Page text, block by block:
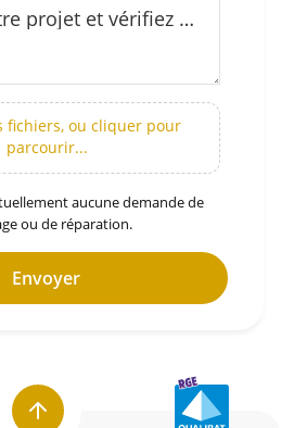
Décrivez votre projet et vérifiez notre zone d’intervention (secteur Montpellier et Hérault)
fichiers, ou cliquer pour
parcourir...
aucune demande de
ou de réparation.
Envoyer